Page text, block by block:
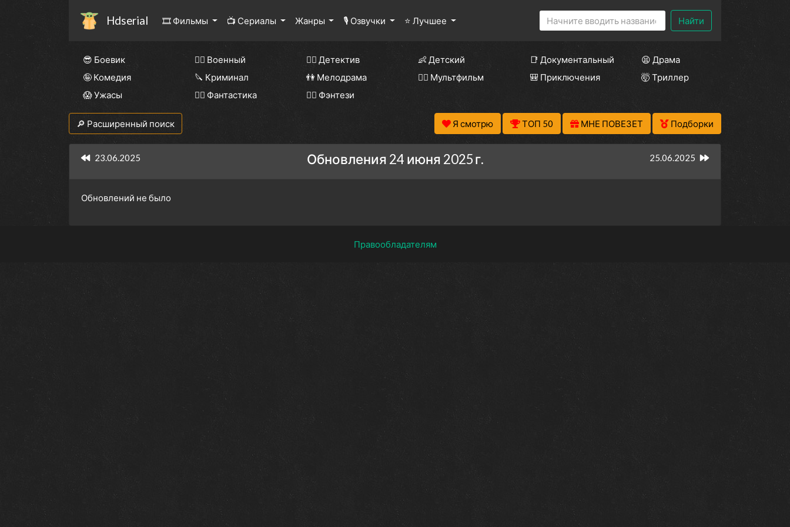
Hdserial 🎞 Фильмы 📺 Сериалы Жанры 🎙 Озвучки ⭐ Лучшее Найти
😎 Боевик 👨‍✈️ Военный 🕵️‍♂️ Детектив 👶 Детский 📑 Документальный
😫 Драма
🤪 Комедия
🔪 Криминал 👫 Мелодрама 🧚‍♀️ Мультфильм 🎒 Приключения
🤯 Триллер
😱 Ужасы
🧙‍♀️ Фантастика 🧝‍♂️ Фэнтези
🔎 Расширенный поиск Я смотрю ТОП 50 МНЕ ПОВЕЗЕТ Подборки
23.06.2025 Обновления 24 июня 2025 г. 25.06.2025
Обновлений не было
Правообладателям